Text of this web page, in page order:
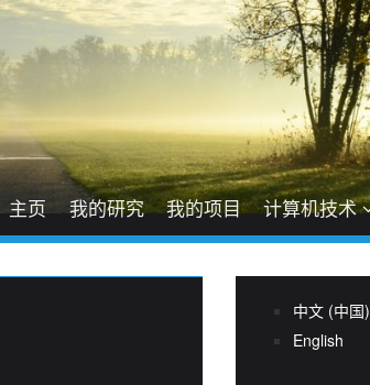
主页 我的研究 我的项目 计算机技术
中文 (中国)
English